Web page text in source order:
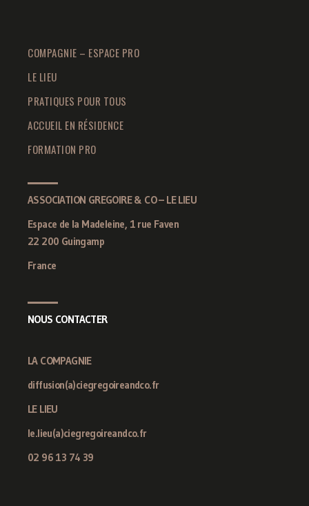
COMPAGNIE – ESPACE PRO
LE LIEU
PRATIQUES POUR TOUS
ACCUEIL EN RÉSIDENCE
FORMATION PRO
ASSOCIATION GREGOIRE & CO – LE LIEU
Espace de la Madeleine, 1 rue Faven
22 200 Guingamp
France
NOUS CONTACTER
LA COMPAGNIE
diffusion(a)ciegregoireandco.fr
LE LIEU
le.lieu(a)ciegregoireandco.fr
02 96 13 74 39